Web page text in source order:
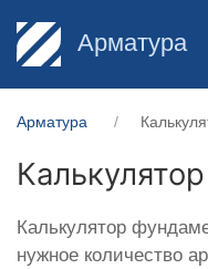
Арматура
Арматура
Калькулятор
нужное количество